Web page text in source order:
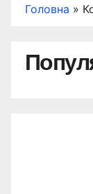
Головна »